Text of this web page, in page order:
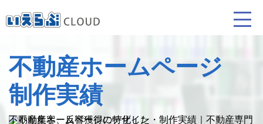
賃貸仲介
業務向け機能
売買仲介 賃貸管理
不動産ホームページ
制作実績
不動産集客、反響獲得に特化した